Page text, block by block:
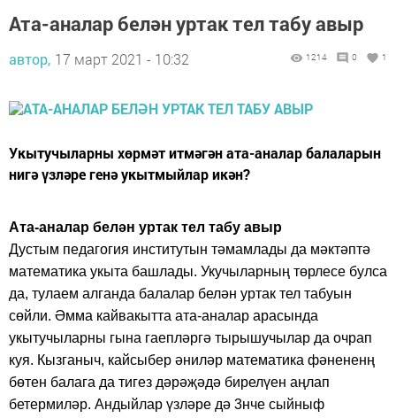
Ата-аналар белән уртак тел табу авыр
автор, 17 март 2021 - 10:32 1214 0 1
Укытучыларны хөрмәт итмәгән ата-аналар балаларын
нигә үзләре генә укытмыйлар икән?
Ата-аналар белән уртак тел табу авыр
Дустым педагогия институтын тәмамлады да мәктәптә
математика укыта башлады. Укучыларның төрлесе булса
да, тулаем алганда балалар белән уртак тел табуын
сөйли. Әмма кайвакытта ата-аналар арасында
укытучыларны гына гаепләргә тырышучылар да очрап
куя. Кызганыч, кайсыбер әниләр математика фәнененң
бөтен балага да тигез дәрәҗәдә бирелүен аңлап
бетермиләр. Андыйлар үзләре дә 3нче сыйныф